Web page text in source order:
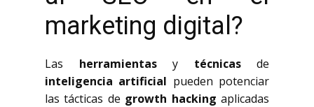
marketing digital?
Las herramientasy técnicasde
inteligencia artificial pueden potenciar
las tácticas de growth hacking aplicadas